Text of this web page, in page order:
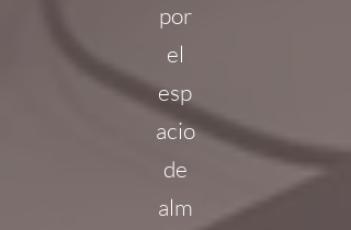
por
el
esp
acio
de
alm